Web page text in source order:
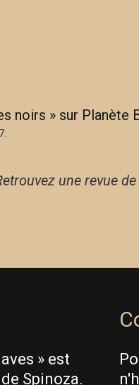
noirs » sur Planète
une revue
» est
Spinoza.